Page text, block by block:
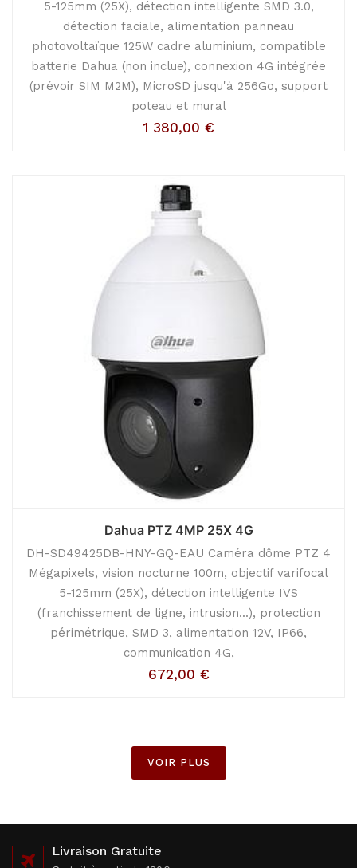
5-125mm (25X), détection intelligente SMD 3.0,
détection faciale, alimentation panneau
photovoltaïque 125W cadre aluminium, compatible
batterie Dahua (non inclue), connexion 4G intégrée
(prévoir SIM M2M), MicroSD jusqu'à 256Go, support
poteau et mural
1 380,00 €
Dahua PTZ 4MP 25X 4G
DH-SD49425DB-HNY-GQ-EAU Caméra dôme PTZ 4
Mégapixels, vision nocturne 100m, objectif varifocal
5-125mm (25X), détection intelligente IVS
(franchissement de ligne, intrusion...), protection
périmétrique, SMD 3, alimentation 12V, IP66,
communication 4G,
672,00 €
VOIR PLUS
Livraison Gratuite